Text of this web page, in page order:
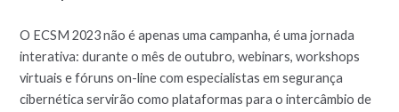
O ECSM 2023 não é apenas uma campanha, é uma jornada
interativa: durante o mês de outubro, webinars, workshops
virtuais e fóruns on-line com especialistas em segurança
cibernética servirão como plataformas para o intercâmbio de